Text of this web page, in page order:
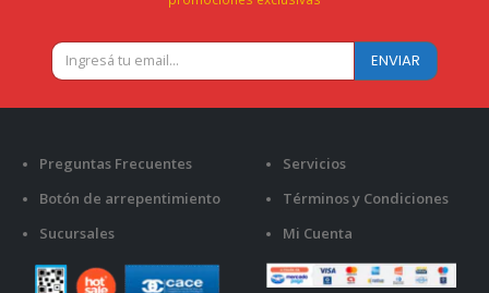
Preguntas Frecuentes
Botón de arrepentimiento
Sucursales
Servicios
Términos y Condiciones
Mi Cuenta